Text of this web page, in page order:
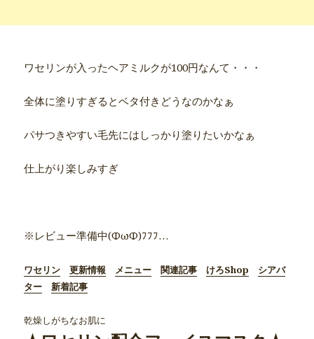
ワセリンが入ったヘアミルクが100円なんて・・・
全体に塗りすぎるとベタ付きどうなのかなぁ
パサつきやすい毛先にはしっかり塗りたいかなぁ
仕上がり楽しみすぎ
※レビュー準備中(ΦωΦ)ﾌﾌﾌ…
ワセリン 更新情報 メニュー 関連記事 けろShop
シアバ
ター
新着記事
乾燥しがちなお肌に